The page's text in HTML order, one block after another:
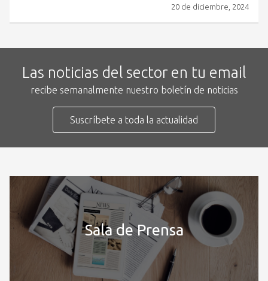
20 de diciembre, 2024
Las noticias del sector en tu email
recibe semanalmente nuestro boletín de noticias
Suscríbete a toda la actualidad
Sala de Prensa